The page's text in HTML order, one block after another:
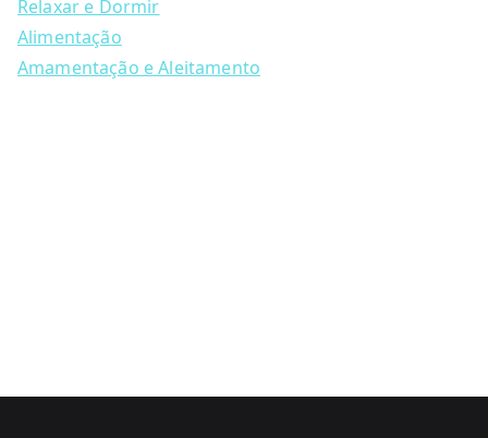
Relaxar e Dormir
Alimentação
Amamentação e Aleitamento